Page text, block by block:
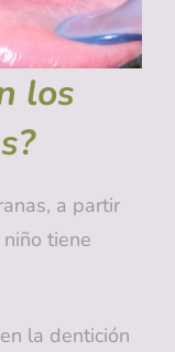
los
a partir
tiene
la dentición